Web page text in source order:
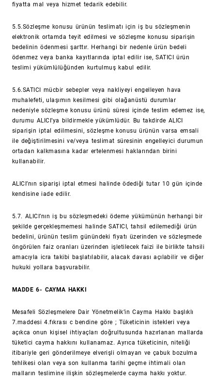
fiyatta mal veya hizmet tedarik edebilir.
5.5.Sözleşme konusu ürünün teslimatı için iş bu sözleşmenin
elektronik ortamda teyit edilmesi ve sözleşme konusu siparişin
bedelinin ödenmesi şarttır. Herhangi bir nedenle ürün bedeli
ödenmez veya banka kayıtlarında iptal edilir ise, SATICI ürün
teslimi yükümlülüğünden kurtulmuş kabul edilir.
5.6.SATICI mücbir sebepler veya nakliyeyi engelleyen hava
muhalefeti, ulaşımın kesilmesi gibi olağanüstü durumlar
nedeniyle sözleşme konusu ürünü süresi içinde teslim edemez ise,
durumu ALICI’ya bildirmekle yükümlüdür. Bu takdirde ALICI
siparişin iptal edilmesini, sözleşme konusu ürünün varsa emsali
ile değiştirilmesini ve/veya teslimat süresinin engelleyici durumun
ortadan kalkmasına kadar ertelenmesi haklarından birini
kullanabilir.
ALICI’nın siparişi iptal etmesi halinde ödediği tutar 10 gün içinde
kendisine iade edilir.
5.7. ALICI’nın iş bu sözleşmedeki ödeme yükümünün herhangi bir
şekilde gerçekleşmemesi halinde SATICI, tahsil edilemediği ürün
bedelini, ürünün teslim günündeki fiyatı üzerinden ve sözleşmede
öngörülen faiz oranları üzerinden işletilecek faizi ile birlikte tahsili
amacıyla icra takibi başlatılabilir, alacak davası açılabilir ve diğer
hukuki yollara başvurabilir.
MADDE 6- CAYMA HAKKI
Mesafeli Sözleşmelere Dair Yönetmelik’in Cayma Hakkı başlıklı
7.maddesi 4.fıkrası c bendine göre ; Tüketicinin istekleri veya
açıkca onun kişisel ihtiyaçları doğrultusunda hazırlanan mallarda
tüketici cayma hakkını kullanamaz. Ayrıca tüketicinin, niteliği
itibariyle geri gönderilmeye elverişli olmayan ve çabuk bozulma
tehlikesi olan veya son kullanma tarihi geçme ihtimali olan
malların teslimine ilişkin sözleşmelerde cayma hakkı yoktur.